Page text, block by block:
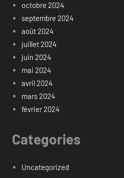
octobre 2024
septembre 2024
août 2024
juillet 2024
juin 2024
mai 2024
avril 2024
mars 2024
février 2024
Categories
Uncategorized